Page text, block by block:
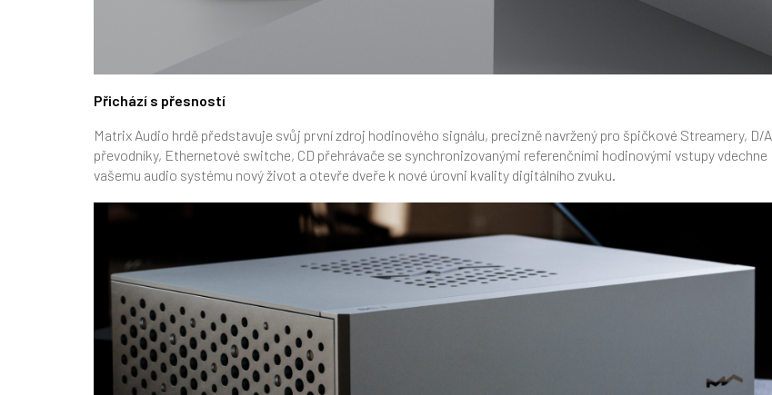
Přichází s přesností
Matrix Audio hrdě představuje svůj první zdroj hodinového signálu, precizně navržený pro špičkové Streamery, D/A
převodníky, Ethernetové switche, CD přehrávače se synchronizovanými referenčními hodinovými vstupy vdechne
vašemu audio systému nový život a otevře dveře k nové úrovni kvality digitálního zvuku.